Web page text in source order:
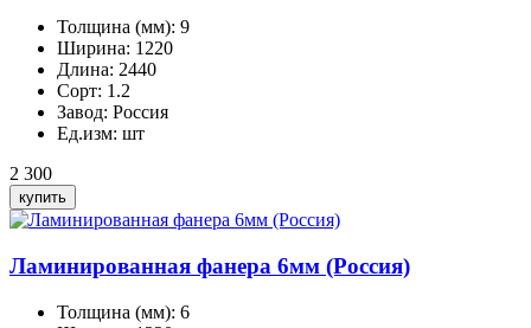
Толщина (мм): 9
Ширина: 1220
Длина: 2440
Сорт: 1.2
Завод: Россия
Ед.изм: шт
2 300
Ламинированная фанера 6мм (Россия)
Толщина (мм): 6